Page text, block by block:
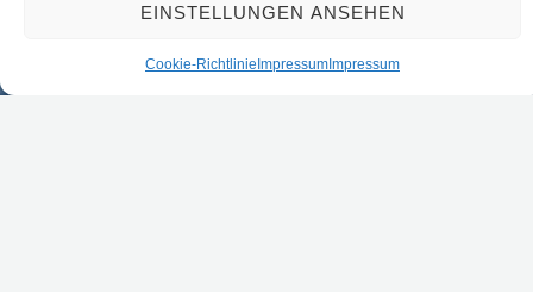
EINSTELLUNGEN ANSEHEN
Cookie-Richtlinie Impressum Impressum